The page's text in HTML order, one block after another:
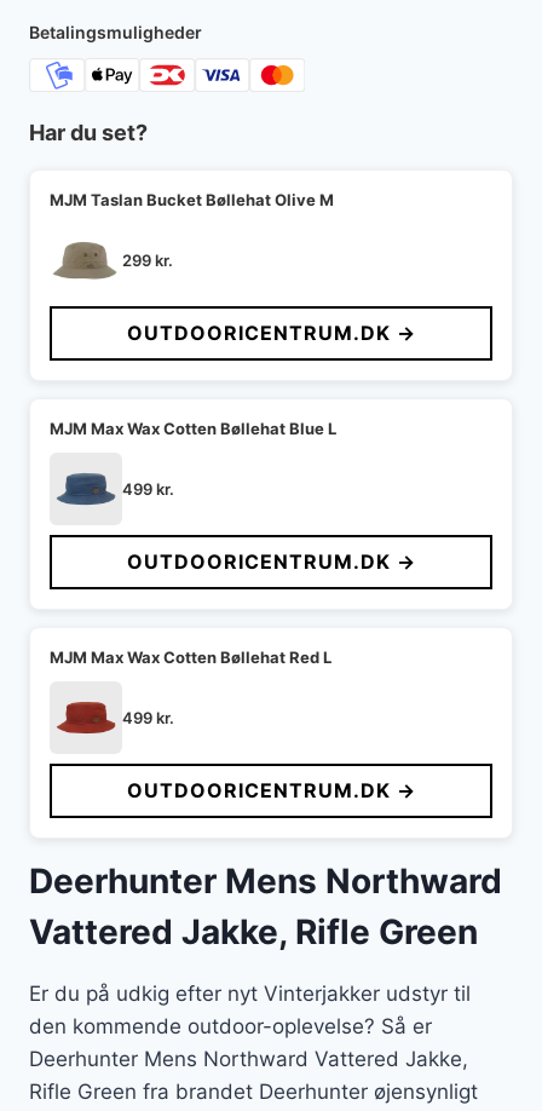
Betalingsmuligheder
Har du set?
MJM Taslan Bucket Bøllehat Olive M
299kr.
OUTDOORICENTRUM.DK →
MJM Max Wax Cotten Bøllehat Blue L
499kr.
OUTDOORICENTRUM.DK →
MJM Max Wax Cotten Bøllehat Red L
499kr.
OUTDOORICENTRUM.DK →
Deerhunter Mens Northward
Vattered Jakke, Rifle Green
Er du på udkig efter nyt Vinterjakker udstyr til
den kommende outdoor-oplevelse? Så er
Deerhunter Mens Northward Vattered Jakke,
Rifle Green fra brandet Deerhunter øjensynligt